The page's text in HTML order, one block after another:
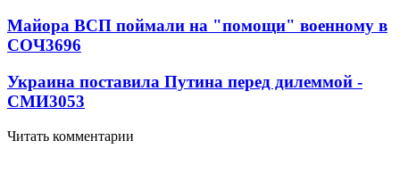
Майора ВСП поймали на "помощи" военному в
СОЧ3696
Украина поставила Путина перед дилеммой -
СМИ3053
Читать комментарии